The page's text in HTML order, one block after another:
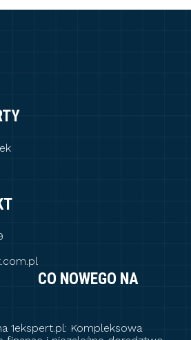
CO NOWEGO NA
1ekspert.pl: Kompleksowa